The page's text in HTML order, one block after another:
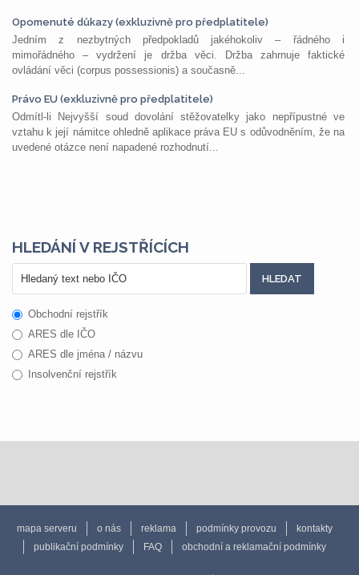
Opomenuté důkazy (exkluzivně pro předplatitele)
Jedním z nezbytných předpokladů jakéhokoliv – řádného i
mimořádného – vydržení je držba věci. Držba zahrnuje faktické
ovládání věci (corpus possessionis) a současně...
Právo EU (exkluzivně pro předplatitele)
Odmítl-li Nejvyšší soud dovolání stěžovatelky jako nepřípustné ve
vztahu k její námitce ohledně aplikace práva EU s odůvodněním, že na
uvedené otázce není napadené rozhodnutí...
HLEDÁNÍ V REJSTŘÍCÍCH
Obchodní rejstřík
ARES dle IČO
ARES dle jména / názvu
Insolvenční rejstřík
mapa serveru o nás reklama podmínky provozu
kontakty
publikační podmínky
FAQ obchodní a reklamační podmínky